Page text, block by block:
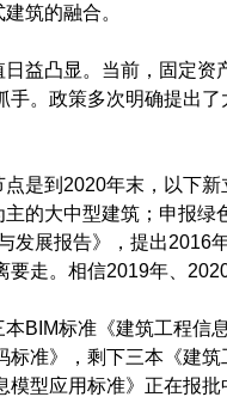
筑的融合。
益凸显。当前，固定
。政策多次明确提出
是到2020年末，以下
的大中型建筑；申报
发展报告》，提出2016
走。相信2019年、
BIM标准《建筑工程信
准》，剩下三本《建
型应用标准》正在报